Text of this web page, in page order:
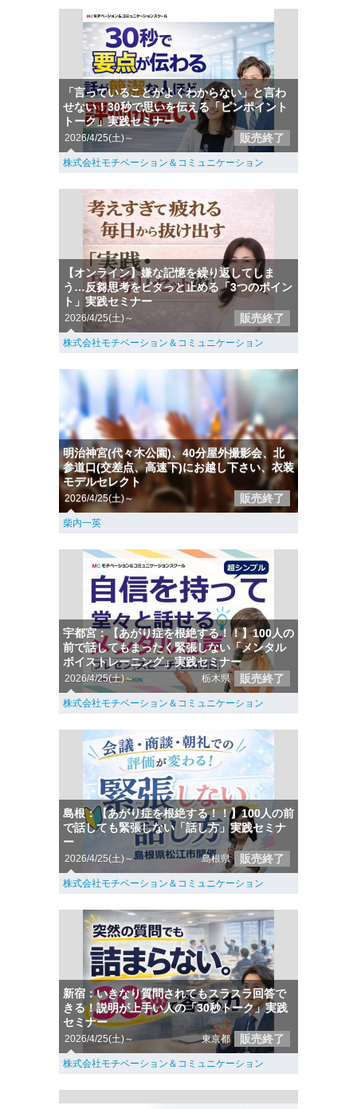
「言っていることがよくわからない」と言わ
せない！30秒で思いを伝える「ピンポイント
トーク」実践セミナー
2026/4/25(土)～ 販売終了
株式会社モチベーション＆コミュニケーション
【オンライン】嫌な記憶を繰り返してしま
う…反芻思考をピタっと止める「3つのポイン
ト」実践セミナー
2026/4/25(土)～ 販売終了
株式会社モチベーション＆コミュニケーション
明治神宮(代々木公園)、40分屋外撮影会、北
参道口(交差点、高速下)にお越し下さい、衣装
モデルセレクト
2026/4/25(土)～ 販売終了
柴内一英
宇都宮：【あがり症を根絶する！！】100人の
前で話してもまったく緊張しない「メンタル
ボイストレーニング」実践セミナー
2026/4/25(土)～ 栃木県 販売終了
株式会社モチベーション＆コミュニケーション
島根：【あがり症を根絶する！！】100人の前
で話しても緊張しない「話し方」実践セミナ
ー
2026/4/25(土)～ 島根県 販売終了
株式会社モチベーション＆コミュニケーション
新宿：いきなり質問されてもスラスラ回答で
きる！説明が上手い人の「30秒トーク」実践
セミナー
2026/4/25(土)～ 東京都 販売終了
株式会社モチベーション＆コミュニケーション